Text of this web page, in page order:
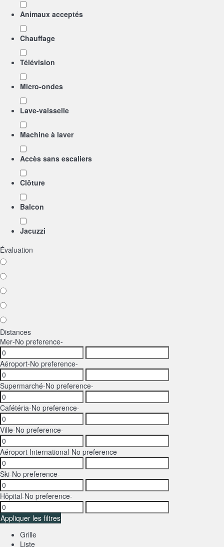
Animaux acceptés
Chauffage
Télévision
Micro-ondes
Lave-vaisselle
Machine à laver
Accès sans escaliers
Clôture
Balcon
Jacuzzi
Évaluation
Distances
Mer-No preference-
Aéroport-No preference-
Supermarché-No preference-
Cafétéria-No preference-
Ville-No preference-
Aéroport International-No preference-
Ski-No preference-
Hôpital-No preference-
Appliquer les filtres
Grille
Liste